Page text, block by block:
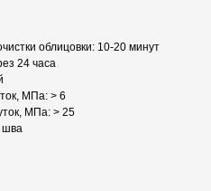
облицовки: 10-20 минут
24 часа
МПа: > 6
МПа: > 25
шва